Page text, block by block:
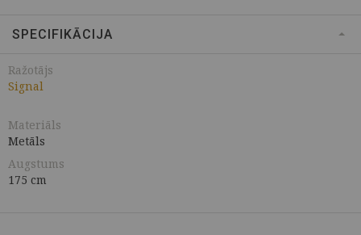
SPECIFIKĀCIJA
Ražotājs
Signal
Materiāls
Metāls
Augstums
175 cm